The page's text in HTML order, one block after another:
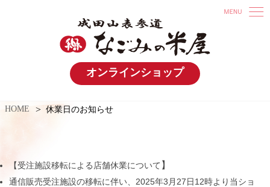
オンラインショップ
HOME 休業日のお知らせ
【受注施設移転による店舗休業について 】
通信販売受注施設の移転に伴い、2025年3月27日12時より当ショ